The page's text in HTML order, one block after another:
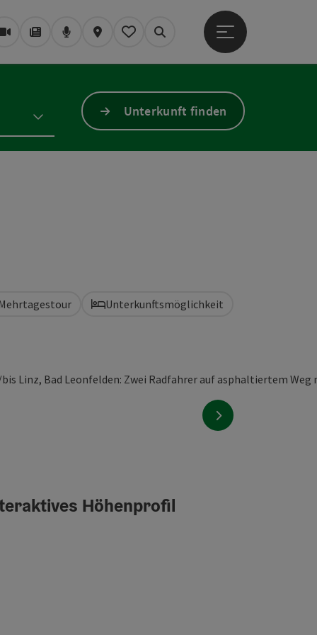
WebcamsMagazin/Blog
PodcastKarteMein Merkzettel
Suchen
Hauptmenü öffnen
Unterkunft finden
nächstes Element
Unterkunftsmöglichkeit
Höhenprofil